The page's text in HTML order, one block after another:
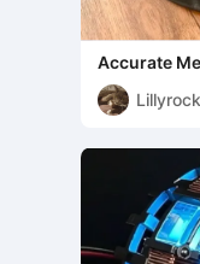
Accurate
Crank or